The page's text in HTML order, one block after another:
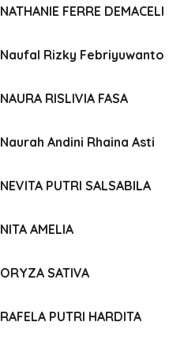
NATHANIE FERRE DEMACELI
Naufal Rizky Febriyuwanto
NAURA RISLIVIA FASA
Naurah Andini Rhaina Asti
NEVITA PUTRI SALSABILA
NITA AMELIA
ORYZA SATIVA
RAFELA PUTRI HARDITA